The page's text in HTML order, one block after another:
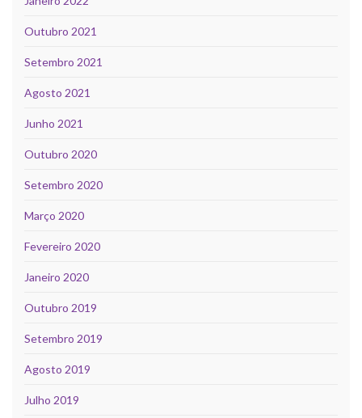
Outubro 2021
Setembro 2021
Agosto 2021
Junho 2021
Outubro 2020
Setembro 2020
Março 2020
Fevereiro 2020
Janeiro 2020
Outubro 2019
Setembro 2019
Agosto 2019
Julho 2019